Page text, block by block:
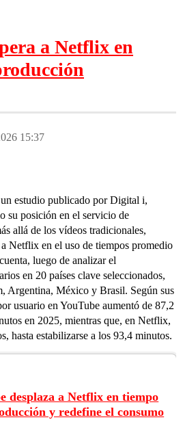
a Netflix en
15:37
estudio publicado por Digital i,
su posición en el servicio de
allá de los vídeos tradicionales,
Netflix en el uso de tiempos promedio
luego de analizar el
en 20 países clave seleccionados,
Argentina, México y Brasil. Según sus
usuario en YouTube aumentó de 87,2
en 2025, mientras que, en Netflix,
hasta estabilizarse a los 93,4 minutos.
desplaza a Netflix en tiempo
y redefine el consumo